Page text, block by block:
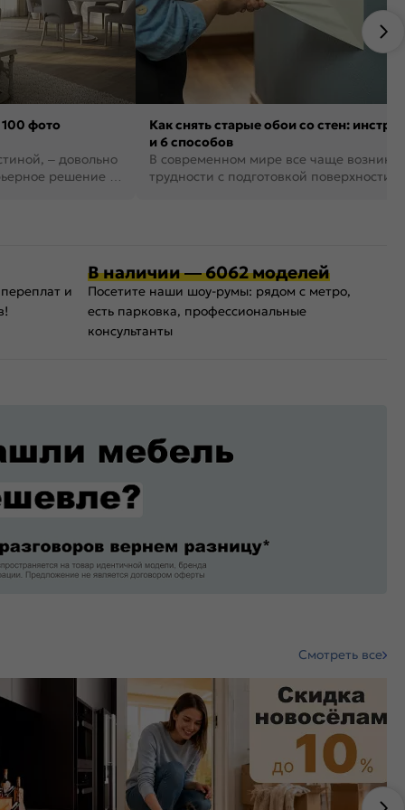
фото
– довольно
решение в
Как снять старые обои со стен:
и 6 способов
В современном мире все чаще
трудности с подготовкой поверхности
и
В наличии — 6062 моделей
Посетите наши шоу-румы: рядом с метро,
есть парковка, профессиональные
консультанты
Смотреть все